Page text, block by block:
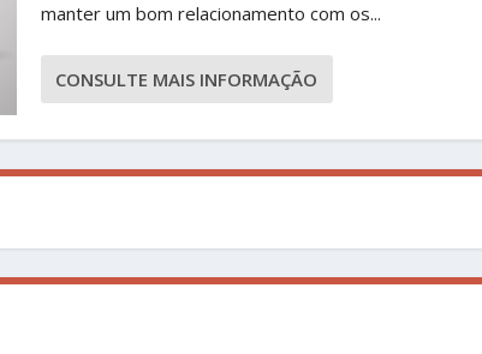
manter um bom relacionamento com os...
CONSULTE MAIS INFORMAÇÃO